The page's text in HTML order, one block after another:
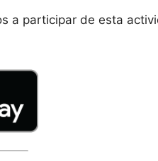
a participar de esta